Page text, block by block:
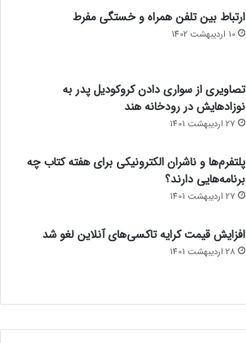
ارتباط بین تلفن همراه و خستگی مفرط
10 اردیبهشت 1402
تصاویری از سواری دادن کروکودیل پدر به
نوزادهایش در رودخانه هند
27 اردیبهشت 1401
پلتفرم‌ها و ناشران الکترونیکی برای هفته کتاب چه
برنامه‌هایی دارند؟
27 اردیبهشت 1401
افزایش قیمت کرایه تاکسی‌های آنلاین لغو شد
28 اردیبهشت 1401